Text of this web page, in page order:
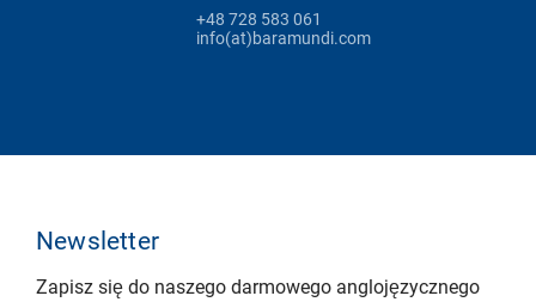
+48 728 583 061
info(at)baramundi.com
Newsletter
Zapisz się do naszego darmowego anglojęzycznego